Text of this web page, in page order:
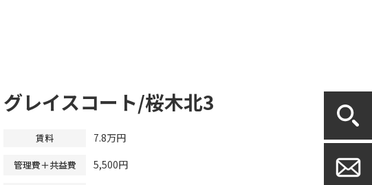
グレイスコート/桜木北3
賃料 7.8万円
管理費＋共益費 5,500円